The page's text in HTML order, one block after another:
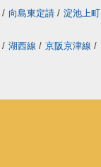
/ 向島東定請 / 淀池上町
/ 湖西線 / 京阪京津線 /